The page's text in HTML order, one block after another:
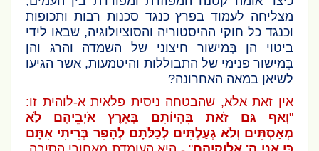
מצליחה לעמוד בפרץ כנגד סכנות רבות ותכופות
וכנגד כל חוקי ההיסטוריה והסוציולוגיה, שבאו לידי
ביטוי הן בְּמישור חיצוני של השמדה והרג והן
בְּמישור פנימי של התבוללות והיטמעות, אשר הגיעו
לשיאן במאה האחרונה?
אין זאת אלא, שהבטחה ניסית פלאית א-לוהית זו:
וְאַף גַּם זֹאת בִּהְיוֹתָם בְּאֶרֶץ אֹיְבֵיהֶם לֹא
מְאַסְתִּים וְלֹא גְעַלְתִּים לְכַלֹּתָם לְהָפֵר בְּרִיתִי אִתָּם